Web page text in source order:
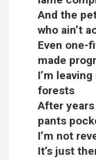
And the
who ain’t
Even one-
made
I’m
forests
After
pants
I’m not
It’s just